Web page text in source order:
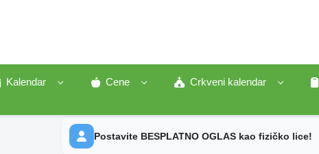
Kalendar Cene Crkveni kalendar
Postavite BESPLATNO OGLAS kao fizičko lice!